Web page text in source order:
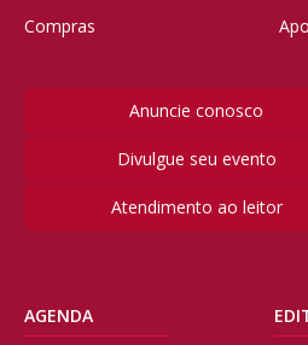
Compras
Anuncie conosco
Divulgue seu evento
Atendimento ao leitor
AGENDA